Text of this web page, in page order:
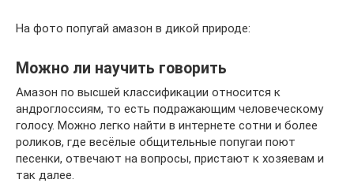
На фото попугай амазон в дикой природе:
Можно ли научить говорить
Амазон по высшей классификации относится к
андроглоссиям, то есть подражающим человеческому
голосу. Можно легко найти в интернете сотни и более
роликов, где весёлые общительные попугаи поют
песенки, отвечают на вопросы, пристают к хозяевам и
так далее.